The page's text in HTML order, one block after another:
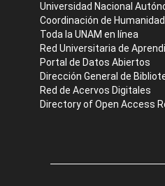
Universidad Nacional
Coordinación de
Toda la UNAM en línea
Red Universitaria de
Portal de Datos Abiertos
Dirección General de
Red de Acervos Digitales
Directory of Open Access